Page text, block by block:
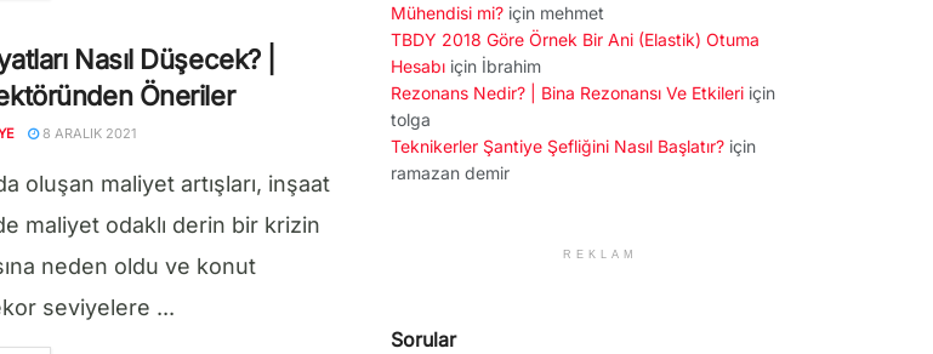
Nasıl Düşecek? |
Öneriler
8 ARALIK 2021
oluşan maliyet artışları, inşaat
maliyet odaklı derin bir krizin
neden oldu ve konut
seviyelere ...
Mühendisi mi? için mehmet
TBDY 2018 Göre Örnek Bir Ani (Elastik) Otuma
Hesabı için İbrahim
Rezonans Nedir? | Bina Rezonansı Ve Etkileri için
tolga
Teknikerler Şantiye Şefliğini Nasıl Başlatır? için
ramazan demir
REKLAM
Sorular